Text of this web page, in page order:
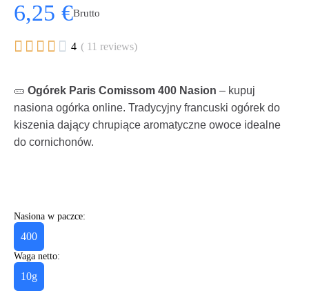
6,25 €Brutto
     4 ( 11 reviews)
🥒 Ogórek Paris Comissom 400 Nasion – kupuj
nasiona ogórka online. Tradycyjny francuski ogórek do
kiszenia dający chrupiące aromatyczne owoce idealne
do cornichonów.
Nasiona w paczce:
400
Waga netto:
10g